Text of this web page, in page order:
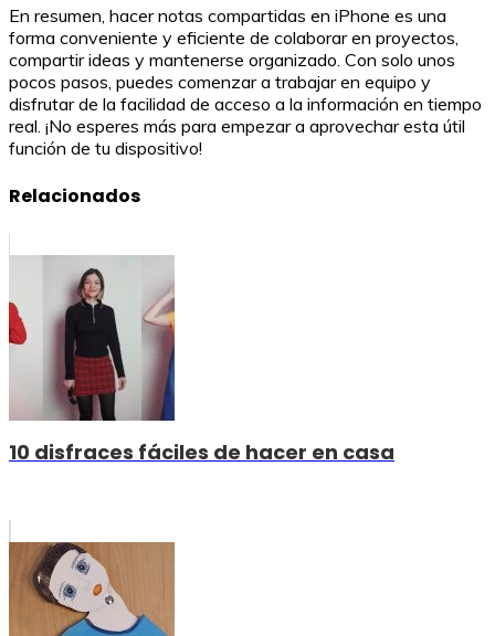
En resumen, hacer notas compartidas en iPhone es una
forma conveniente y eficiente de colaborar en proyectos,
compartir ideas y mantenerse organizado. Con solo unos
pocos pasos, puedes comenzar a trabajar en equipo y
disfrutar de la facilidad de acceso a la información en tiempo
real. ¡No esperes más para empezar a aprovechar esta útil
función de tu dispositivo!
Relacionados
10 disfraces fáciles de hacer en casa